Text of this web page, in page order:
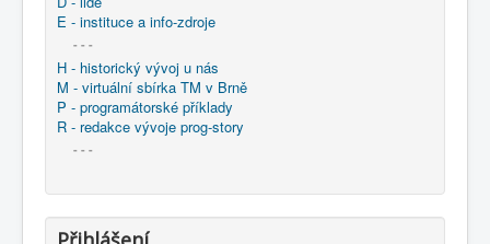
E - instituce a info-zdroje
- - -
H - historický vývoj u nás
M - virtuální sbírka TM v Brně
P - programátorské příklady
R - redakce vývoje prog-story
- - -